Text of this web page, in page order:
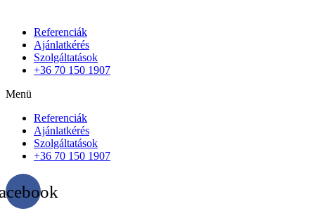
Referenciák
Ajánlatkérés
Szolgáltatások
+36 70 150 1907
Menü
Referenciák
Ajánlatkérés
Szolgáltatások
+36 70 150 1907